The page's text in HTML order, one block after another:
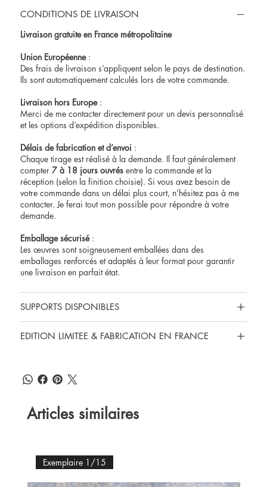
CONDITIONS DE LIVRAISON
Livraison gratuite en France métropolitaine
Union Européenne:
Des frais de livraison s’appliquent selon le pays de destination.
Ils sont automatiquement calculés lors de votre commande.
Livraison hors Europe:
Merci de me contacter directement pour un devis personnalisé
et les options d’expédition disponibles.
Délais de fabrication et d’envoi :
Chaque tirage est réalisé à la demande. Il faut généralement
compter7 à 18 jours ouvrés entre la commande et la
réception (selon la finition choisie). Si vous avez besoin de
votre commande dans un délai plus court, n’hésitez pas à me
contacter. Je ferai tout mon possible pour répondre à votre
demande.
Emballage sécurisé:
Les œuvres sont soigneusement emballées dans des
emballages renforcés et adaptés à leur format pour garantir
une livraison en parfait état.
SUPPORTS DISPONIBLES
EDITION LIMITEE & FABRICATION EN FRANCE
Articles similaires
Exemplaire 1/15